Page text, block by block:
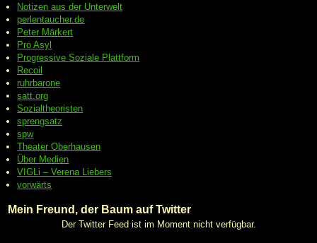
Notizen aus der Unterwelt
perlentaucher.de
Peter Märkert
Pro Asyl
ProgressiveSoziale Plattform
Recoil
ruhrbarone
satt.org
Sozialtheoristen
sprengsatz
spw
Theater Oberhausen
Über Medien
VIGLi – Verena Liebers
vorwärts
Mein Freund, der Baum auf Twitter
Der Twitter Feed ist im Moment nicht verfügbar.